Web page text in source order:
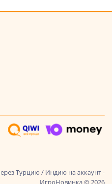
Турцию / Индию на аккаунт -
ИгроНовинка © 2026